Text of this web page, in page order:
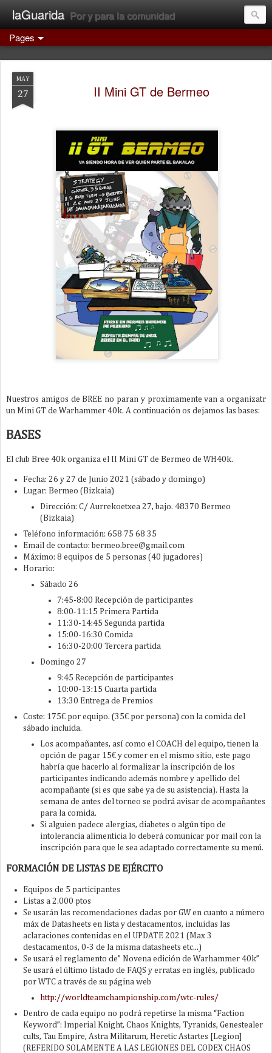
laGuarida Por y para la comunidad
Pages
MAY
27 II Mini GT de Bermeo
Nuestros amigos de BREE no paran y proximamente van a organizatr
un Mini GT de Warhammer 40k. A continuación os dejamos las bases:
BASES
El club Bree 40k organiza el II Mini GT de Bermeo de WH40k.
Fecha: 26 y 27 de Junio 2021 (sábado y domingo)
Lugar: Bermeo (Bizkaia)
Dirección: C/ Aurrekoetxea 27, bajo. 48370 Bermeo
(Bizkaia)
Teléfono información: 658 75 68 35
Email de contacto: bermeo.bree@gmail.com
Máximo: 8 equipos de 5 personas (40 jugadores)
Horario:
Sábado 26
7:45-8:00 Recepción de participantes
8:00-11:15 Primera Partida
11:30-14:45 Segunda partida
15:00-16:30 Comida
16:30-20:00 Tercera partida
Domingo 27
9:45 Recepción de participantes
10:00-13:15 Cuarta partida
13:30 Entrega de Premios
Coste: 175€ por equipo. (35€ por persona) con la comida del
sábado incluida.
Los acompañantes, así como el COACH del equipo, tienen la
opción de pagar 15€ y comer en el mismo sitio, este pago
habría que hacerlo al formalizar la inscripción de los
participantes indicando además nombre y apellido del
acompañante (si es que sabe ya de su asistencia). Hasta la
semana de antes del torneo se podrá avisar de acompañantes
para la comida.
Si alguien padece alergias, diabetes o algún tipo de
intolerancia alimenticia lo deberá comunicar por mail con la
inscripción para que le sea adaptado correctamente su menú.
FORMACIÓN DE LISTAS DE EJÉRCITO
Equipos de 5 participantes
Listas a 2.000 ptos
Se usarán las recomendaciones dadas por GW en cuanto a número
máx de Datasheets en lista y destacamentos, incluidas las
aclaraciones contenidas en el UPDATE 2021 (Max 3
destacamentos, 0-3 de la misma datasheets etc...)
Se usará el reglamento de” Novena edición de Warhammer 40k”
Se usará el último listado de FAQS y erratas en inglés, publicado
por WTC a través de su página web
http://worldteamchampionship.com/wtc-rules/
Dentro de cada equipo no podrá repetirse la misma “Faction
Keyword”: Imperial Knight, Chaos Knights, Tyranids, Genestealer
cults, Tau Empire, Astra Militarum, Heretic Astartes [Legion]
(REFERIDO SOLAMENTE A LAS LEGIONES DEL CODEX CHAOS